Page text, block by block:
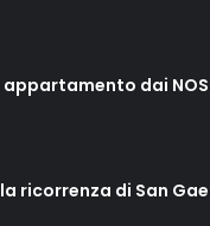
dai NOS
ricorrenza di San